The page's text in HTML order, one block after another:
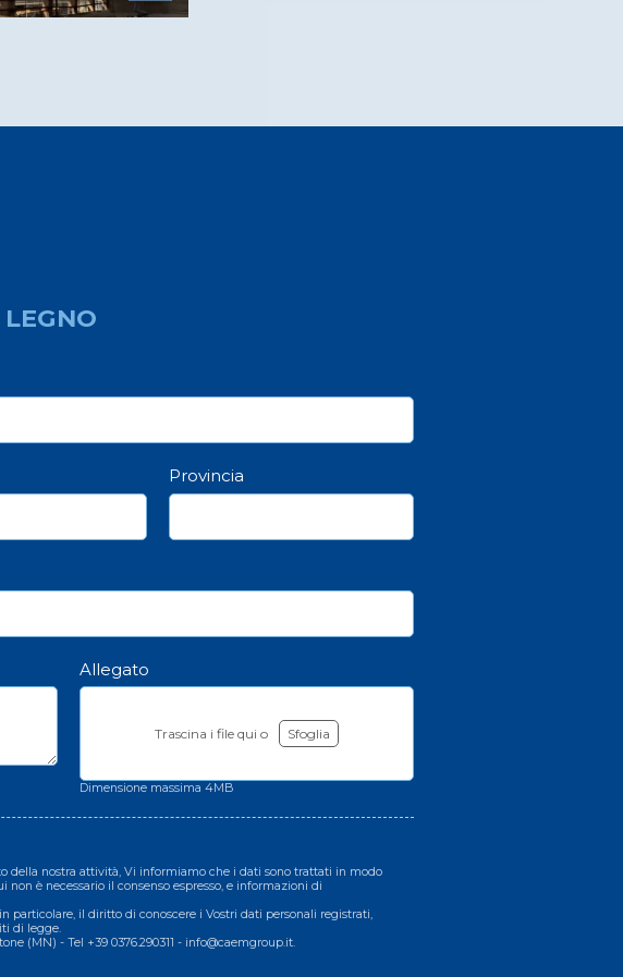
LEGNO
Provincia
Allegato
Trascina i file qui o Sfoglia
Dimensione massima 4MB
della nostra attività, Vi informiamo che i dati sono trattati in modo
è necessario il consenso espresso, e informazioni di
particolare, il diritto di conoscere i Vostri dati personali registrati,
di legge.
(MN) - Tel +39 0376.290311 - info@caemgroup.it.